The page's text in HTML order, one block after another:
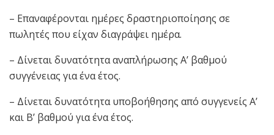
– Επαναφέρονται ημέρες δραστηριοποίησης σε
πωλητές που είχαν διαγράψει ημέρα.
– Δίνεται δυνατότητα αναπλήρωσης Α’ βαθμού
συγγένειας για ένα έτος.
– Δίνεται δυνατότητα υποβοήθησης από συγγενείς Α’
και Β’ βαθμού για ένα έτος.